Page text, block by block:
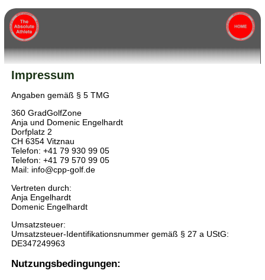
Impressum
Angaben gemäß § 5 TMG
360 GradGolfZone
Anja und Domenic Engelhardt
Dorfplatz 2
CH 6354 Vitznau
Telefon: +41 79 930 99 05
Telefon: +41 79 570 99 05
Mail: info@cpp-golf.de
Vertreten durch:
Anja Engelhardt
Domenic Engelhardt
Umsatzsteuer:
Umsatzsteuer-Identifikationsnummer gemäß § 27 a UStG:
DE347249963
Nutzungsbedingungen: